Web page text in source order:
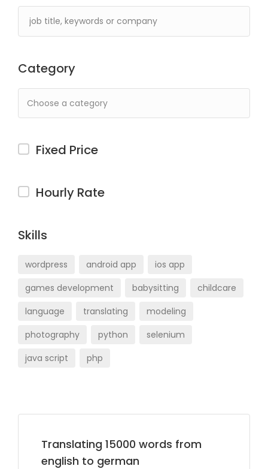
Category
Fixed Price
Hourly Rate
Skills
wordpress android app
ios app
games development
babysitting
childcare
language
translating
modeling
photography
python
selenium
java script
php
Translating 15000 words from
english to german